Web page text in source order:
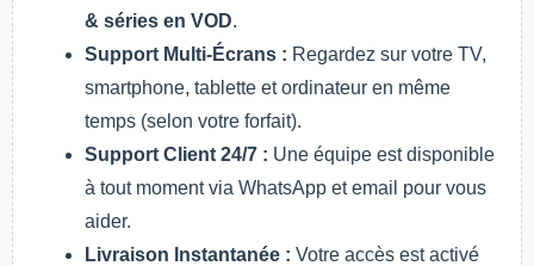
& séries en VOD.
Support Multi-Écrans : Regardez sur votre TV,
smartphone, tablette et ordinateur en même
temps (selon votre forfait).
Support Client 24/7 : Une équipe est disponible
à tout moment via WhatsApp et email pour vous
aider.
Livraison Instantanée : Votre accès est activé